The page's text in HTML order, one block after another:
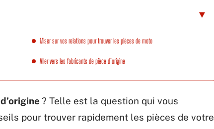
Miser sur vos relations pour trouver les pièces de moto
Aller vers les fabricants de pièce d’origine
? Telle est la question qui vous
pour trouver rapidement les pièces de votre